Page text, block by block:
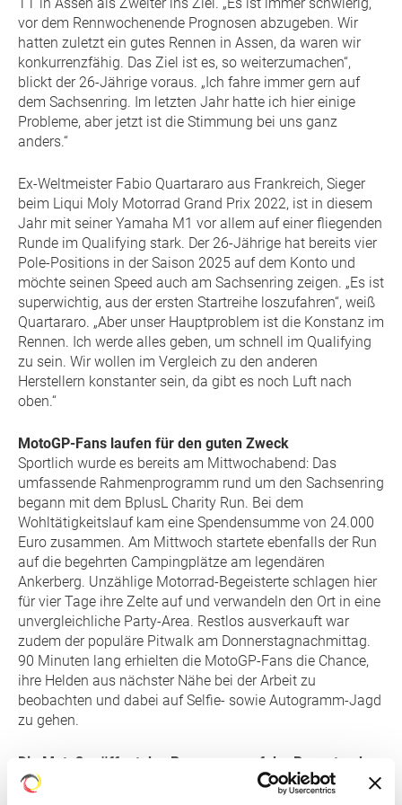
TT in Assen als Zweiter ins Ziel. „Es ist immer schwierig,
vor dem Rennwochenende Prognosen abzugeben. Wir
hatten zuletzt ein gutes Rennen in Assen, da waren wir
konkurrenzfähig. Das Ziel ist es, so weiterzumachen“,
blickt der 26-Jährige voraus. „Ich fahre immer gern auf
dem Sachsenring. Im letzten Jahr hatte ich hier einige
Probleme, aber jetzt ist die Stimmung bei uns ganz
anders.“
Ex-Weltmeister Fabio Quartararo aus Frankreich, Sieger
beim Liqui Moly Motorrad Grand Prix 2022, ist in diesem
Jahr mit seiner Yamaha M1 vor allem auf einer fliegenden
Runde im Qualifying stark. Der 26-Jährige hat bereits vier
Pole-Positions in der Saison 2025 auf dem Konto und
möchte seinen Speed auch am Sachsenring zeigen. „Es ist
superwichtig, aus der ersten Startreihe loszufahren“, weiß
Quartararo. „Aber unser Hauptproblem ist die Konstanz im
Rennen. Ich werde alles geben, um schnell im Qualifying
zu sein. Wir wollen im Vergleich zu den anderen
Herstellern konstanter sein, da gibt es noch Luft nach
oben.“
MotoGP-Fans laufen für den guten Zweck
Sportlich wurde es bereits am Mittwochabend: Das
umfassende Rahmenprogramm rund um den Sachsenring
begann mit dem BplusL Charity Run. Bei dem
Wohltätigkeitslauf kam eine Spendensumme von 24.000
Euro zusammen. Am Mittwoch startete ebenfalls der Run
auf die begehrten Campingplätze am legendären
Ankerberg. Unzählige Motorrad-Begeisterte schlagen hier
für vier Tage ihre Zelte auf und verwandeln den Ort in eine
unvergleichliche Party-Area. Restlos ausverkauft war
zudem der populäre Pitwalk am Donnerstagnachmittag.
90 Minuten lang erhielten die MotoGP-Fans die Chance,
ihre Helden aus nächster Nähe bei der Arbeit zu
beobachten und dabei auf Selfie- sowie Autogramm-Jagd
zu gehen.
Die Moto3 eröffnet das Programm auf der Rennstrecke
Am Freitag beginnt die Action auf dem 3,7 Kilometer